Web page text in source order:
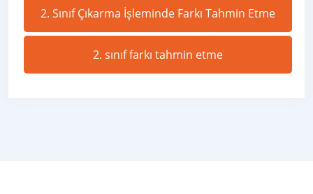
2. Sınıf Çıkarma İşleminde Farkı Tahmin Etme
2. sınıf farkı tahmin etme